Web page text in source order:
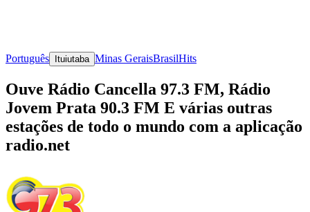
Português Ituiutaba Minas GeraisBrasilHits
Ouve Rádio Cancella 97.3 FM, Rádio
Jovem Prata 90.3 FM E várias outras
estações de todo o mundo com a aplicação
radio.net